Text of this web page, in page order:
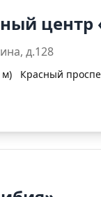
центр
д.128
м) Красный